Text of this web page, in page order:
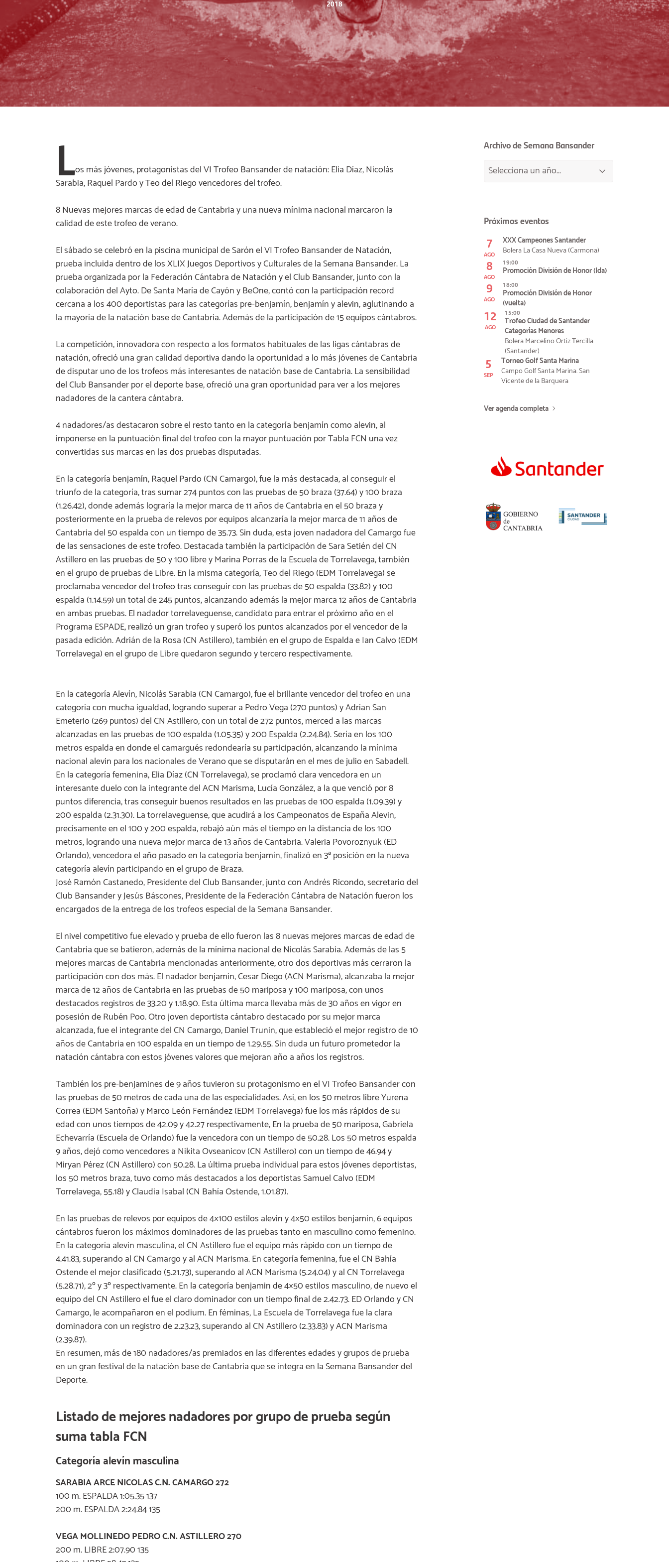
2018
Los más jóvenes, protagonistas del VI Trofeo Bansander de natación: Elia Díaz, Nicolás
Sarabia, Raquel Pardo y Teo del Riego vencedores del trofeo.
8 Nuevas mejores marcas de edad de Cantabria y una nueva mínima nacional marcaron la
calidad de este trofeo de verano.
El sábado se celebró en la piscina municipal de Sarón el VI Trofeo Bansander de Natación,
prueba incluida dentro de los XLIX Juegos Deportivos y Culturales de la Semana Bansander. La
prueba organizada por la Federación Cántabra de Natación y el Club Bansander, junto con la
colaboración del Ayto. De Santa María de Cayón y BeOne, contó con la participación record
cercana a los 400 deportistas para las categorías pre-benjamín, benjamín y alevin, aglutinando a
la mayoría de la natación base de Cantabria. Además de la participación de 15 equipos cántabros.
La competición, innovadora con respecto a los formatos habituales de las ligas cántabras de
natación, ofreció una gran calidad deportiva dando la oportunidad a lo más jóvenes de Cantabria
de disputar uno de los trofeos más interesantes de natación base de Cantabria. La sensibilidad
del Club Bansander por el deporte base, ofreció una gran oportunidad para ver a los mejores
nadadores de la cantera cántabra.
4 nadadores/as destacaron sobre el resto tanto en la categoría benjamín como alevin, al
imponerse en la puntuación final del trofeo con la mayor puntuación por Tabla FCN una vez
convertidas sus marcas en las dos pruebas disputadas.
En la categoría benjamín, Raquel Pardo (CN Camargo), fue la más destacada, al conseguir el
triunfo de la categoría, tras sumar 274 puntos con las pruebas de 50 braza (37.64) y 100 braza
(1.26.42), donde además lograría la mejor marca de 11 años de Cantabria en el 50 braza y
posteriormente en la prueba de relevos por equipos alcanzaría la mejor marca de 11 años de
Cantabria del 50 espalda con un tiempo de 35.73. Sin duda, esta joven nadadora del Camargo fue
de las sensaciones de este trofeo. Destacada también la participación de Sara Setién del CN
Astillero en las pruebas de 50 y 100 libre y Marina Porras de la Escuela de Torrelavega, también
en el grupo de pruebas de Libre. En la misma categoría, Teo del Riego (EDM Torrelavega) se
proclamaba vencedor del trofeo tras conseguir con las pruebas de 50 espalda (33.82) y 100
espalda (1.14.59) un total de 245 puntos, alcanzando además la mejor marca 12 años de Cantabria
en ambas pruebas. El nadador torrelaveguense, candidato para entrar el próximo año en el
Programa ESPADE, realizó un gran trofeo y superó los puntos alcanzados por el vencedor de la
pasada edición. Adrián de la Rosa (CN Astillero), también en el grupo de Espalda e Ian Calvo (EDM
Torrelavega) en el grupo de Libre quedaron segundo y tercero respectivamente.
En la categoría Alevín, Nicolás Sarabia (CN Camargo), fue el brillante vencedor del trofeo en una
categoría con mucha igualdad, logrando superar a Pedro Vega (270 puntos) y Adrían San
Emeterio (269 puntos) del CN Astillero, con un total de 272 puntos, merced a las marcas
alcanzadas en las pruebas de 100 espalda (1.05.35) y 200 Espalda (2.24.84). Sería en los 100
metros espalda en donde el camargués redondearía su participación, alcanzando la mínima
nacional alevin para los nacionales de Verano que se disputarán en el mes de julio en Sabadell.
En la categoría femenina, Elia Díaz (CN Torrelavega), se proclamó clara vencedora en un
interesante duelo con la integrante del ACN Marisma, Lucía González, a la que venció por 8
puntos diferencia, tras conseguir buenos resultados en las pruebas de 100 espalda (1.09.39) y
200 espalda (2.31.30). La torrelaveguense, que acudirá a los Campeonatos de España Alevin,
precisamente en el 100 y 200 espalda, rebajó aún más el tiempo en la distancia de los 100
metros, logrando una nueva mejor marca de 13 años de Cantabria. Valeria Povoroznyuk (ED
Orlando), vencedora el año pasado en la categoría benjamín, finalizó en 3ª posición en la nueva
categoría alevín participando en el grupo de Braza.
José Ramón Castanedo, Presidente del Club Bansander, junto con Andrés Ricondo, secretario del
Club Bansander y Jesús Báscones, Presidente de la Federación Cántabra de Natación fueron los
encargados de la entrega de los trofeos especial de la Semana Bansander.
El nivel competitivo fue elevado y prueba de ello fueron las 8 nuevas mejores marcas de edad de
Cantabria que se batieron, además de la mínima nacional de Nicolás Sarabia. Además de las 5
mejores marcas de Cantabria mencionadas anteriormente, otro dos deportivas más cerraron la
participación con dos más. El nadador benjamin, Cesar Diego (ACN Marisma), alcanzaba la mejor
marca de 12 años de Cantabria en las pruebas de 50 mariposa y 100 mariposa, con unos
destacados registros de 33.20 y 1.18.90. Esta última marca llevaba más de 30 años en vigor en
posesión de Rubén Poo. Otro joven deportista cántabro destacado por su mejor marca
alcanzada, fue el integrante del CN Camargo, Daniel Trunin, que estableció el mejor registro de 10
años de Cantabria en 100 espalda en un tiempo de 1.29.55. Sin duda un futuro prometedor la
natación cántabra con estos jóvenes valores que mejoran año a años los registros.
También los pre-benjamines de 9 años tuvieron su protagonismo en el VI Trofeo Bansander con
las pruebas de 50 metros de cada una de las especialidades. Así, en los 50 metros libre Yurena
Correa (EDM Santoña) y Marco León Fernández (EDM Torrelavega) fue los más rápidos de su
edad con unos tiempos de 42.09 y 42.27 respectivamente, En la prueba de 50 mariposa, Gabriela
Echevarría (Escuela de Orlando) fue la vencedora con un tiempo de 50.28. Los 50 metros espalda
9 años, dejó como vencedores a Nikita Ovseanicov (CN Astillero) con un tiempo de 46.94 y
Miryan Pérez (CN Astillero) con 50.28. La última prueba individual para estos jóvenes deportistas,
los 50 metros braza, tuvo como más destacados a los deportistas Samuel Calvo (EDM
Torrelavega, 55.18) y Claudia Isabal (CN Bahía Ostende, 1.01.87).
En las pruebas de relevos por equipos de 4×100 estilos alevin y 4×50 estilos benjamín, 6 equipos
cántabros fueron los máximos dominadores de las pruebas tanto en masculino como femenino.
En la categoría alevin masculina, el CN Astillero fue el equipo más rápido con un tiempo de
4.41.83, superando al CN Camargo y al ACN Marisma. En categoría femenina, fue el CN Bahía
Ostende el mejor clasificado (5.21.73), superando al ACN Marisma (5.24.04) y al CN Torrelavega
(5.28.71), 2º y 3º respectivamente. En la categoría benjamin de 4×50 estilos masculino, de nuevo el
equipo del CN Astillero el fue el claro dominador con un tiempo final de 2.42.73. ED Orlando y CN
Camargo, le acompañaron en el podium. En féminas, La Escuela de Torrelavega fue la clara
dominadora con un registro de 2.23.23, superando al CN Astillero (2.33.83) y ACN Marisma
(2.39.87).
En resumen, más de 180 nadadores/as premiados en las diferentes edades y grupos de prueba
en un gran festival de la natación base de Cantabria que se integra en la Semana Bansander del
Deporte.
Listado de mejores nadadores por grupo de prueba según
suma tabla FCN
Categoría alevín masculina
SARABIA ARCE NICOLAS C.N. CAMARGO 272
100 m. ESPALDA 1:05.35 137
200 m. ESPALDA 2:24.84 135
VEGA MOLLINEDO PEDRO C.N. ASTILLERO 270
200 m. LIBRE 2:07.90 135
Archivo de Semana Bansander
Próximos eventos
7
AGO
XXX Campeones Santander
Bolera La Casa Nueva (Carmona)
8
AGO
19:00
Promoción División de Honor (Ida)
9
AGO
18:00
Promoción División de Honor
(vuelta)
12
AGO
15:00
Trofeo Ciudad de Santander
Categorías Menores
Bolera Marcelino Ortiz Tercilla
(Santander)
5
SEP
Torneo Golf Santa Marina
Campo Golf Santa Marina. San
Vicente de la Barquera
Ver agenda completa